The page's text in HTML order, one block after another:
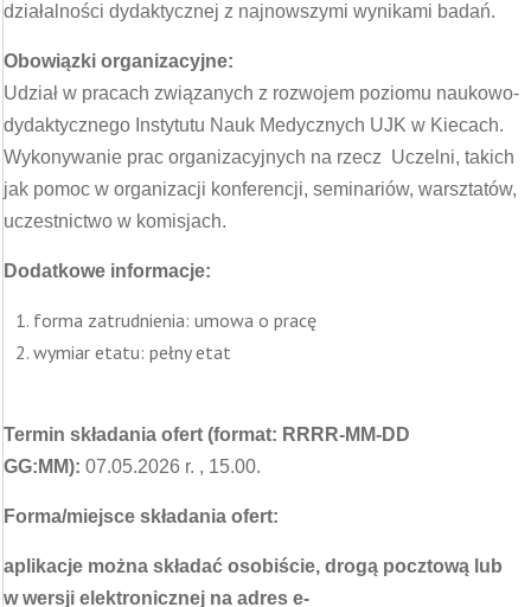
działalności dydaktycznej z najnowszymi wynikami badań.
Obowiązki organizacyjne:
Udział w pracach związanych z rozwojem poziomu naukowo-
dydaktycznego Instytutu Nauk Medycznych UJK w Kiecach.
Wykonywanie prac organizacyjnych na rzecz Uczelni, takich
jak pomoc w organizacji konferencji, seminariów, warsztatów,
uczestnictwo w komisjach.
Dodatkowe informacje:
forma zatrudnienia: umowa o pracę
wymiar etatu: pełny etat
Termin składania ofert (format: RRRR-MM-DD
GG:MM): 07.05.2026 r. , 15.00.
Forma/miejsce składania ofert:
aplikacje można składać osobiście, drogą pocztową lub
w wersji elektronicznej na adres e-